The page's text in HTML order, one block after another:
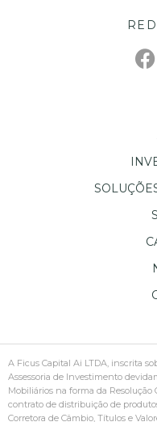
A Ficus Capital Ai LTDA, inscrita
Assessoria de Investimento
Mobiliários na forma da Resolução
contrato de distribuição de
Corretora de Câmbio, Títulos e